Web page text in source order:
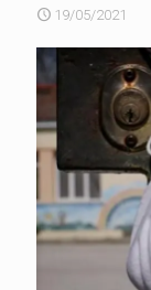
19/05/2021